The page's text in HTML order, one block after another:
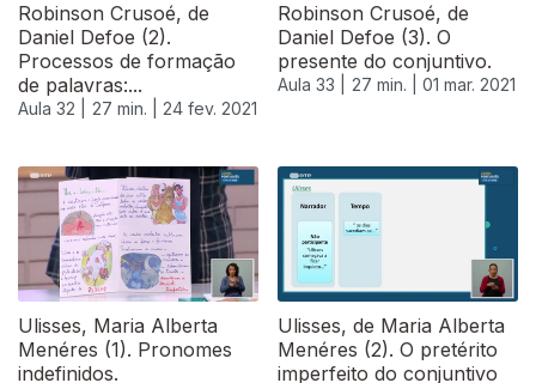
Robinson Crusoé, de
Daniel Defoe (2).
Processos de formação
de palavras:...
Aula 32 | 27 min. | 24 fev. 2021
Robinson Crusoé, de
Daniel Defoe (3). O
presente do conjuntivo.
Aula 33 | 27 min. | 01 mar. 2021
Ulisses, Maria Alberta
Menéres (1). Pronomes
indefinidos.
Ulisses, de Maria Alberta
Menéres (2). O pretérito
imperfeito do conjuntivo
529115